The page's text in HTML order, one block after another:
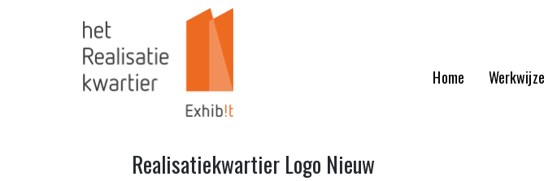
Home Werkwijze
Realisatiekwartier Logo Nieuw